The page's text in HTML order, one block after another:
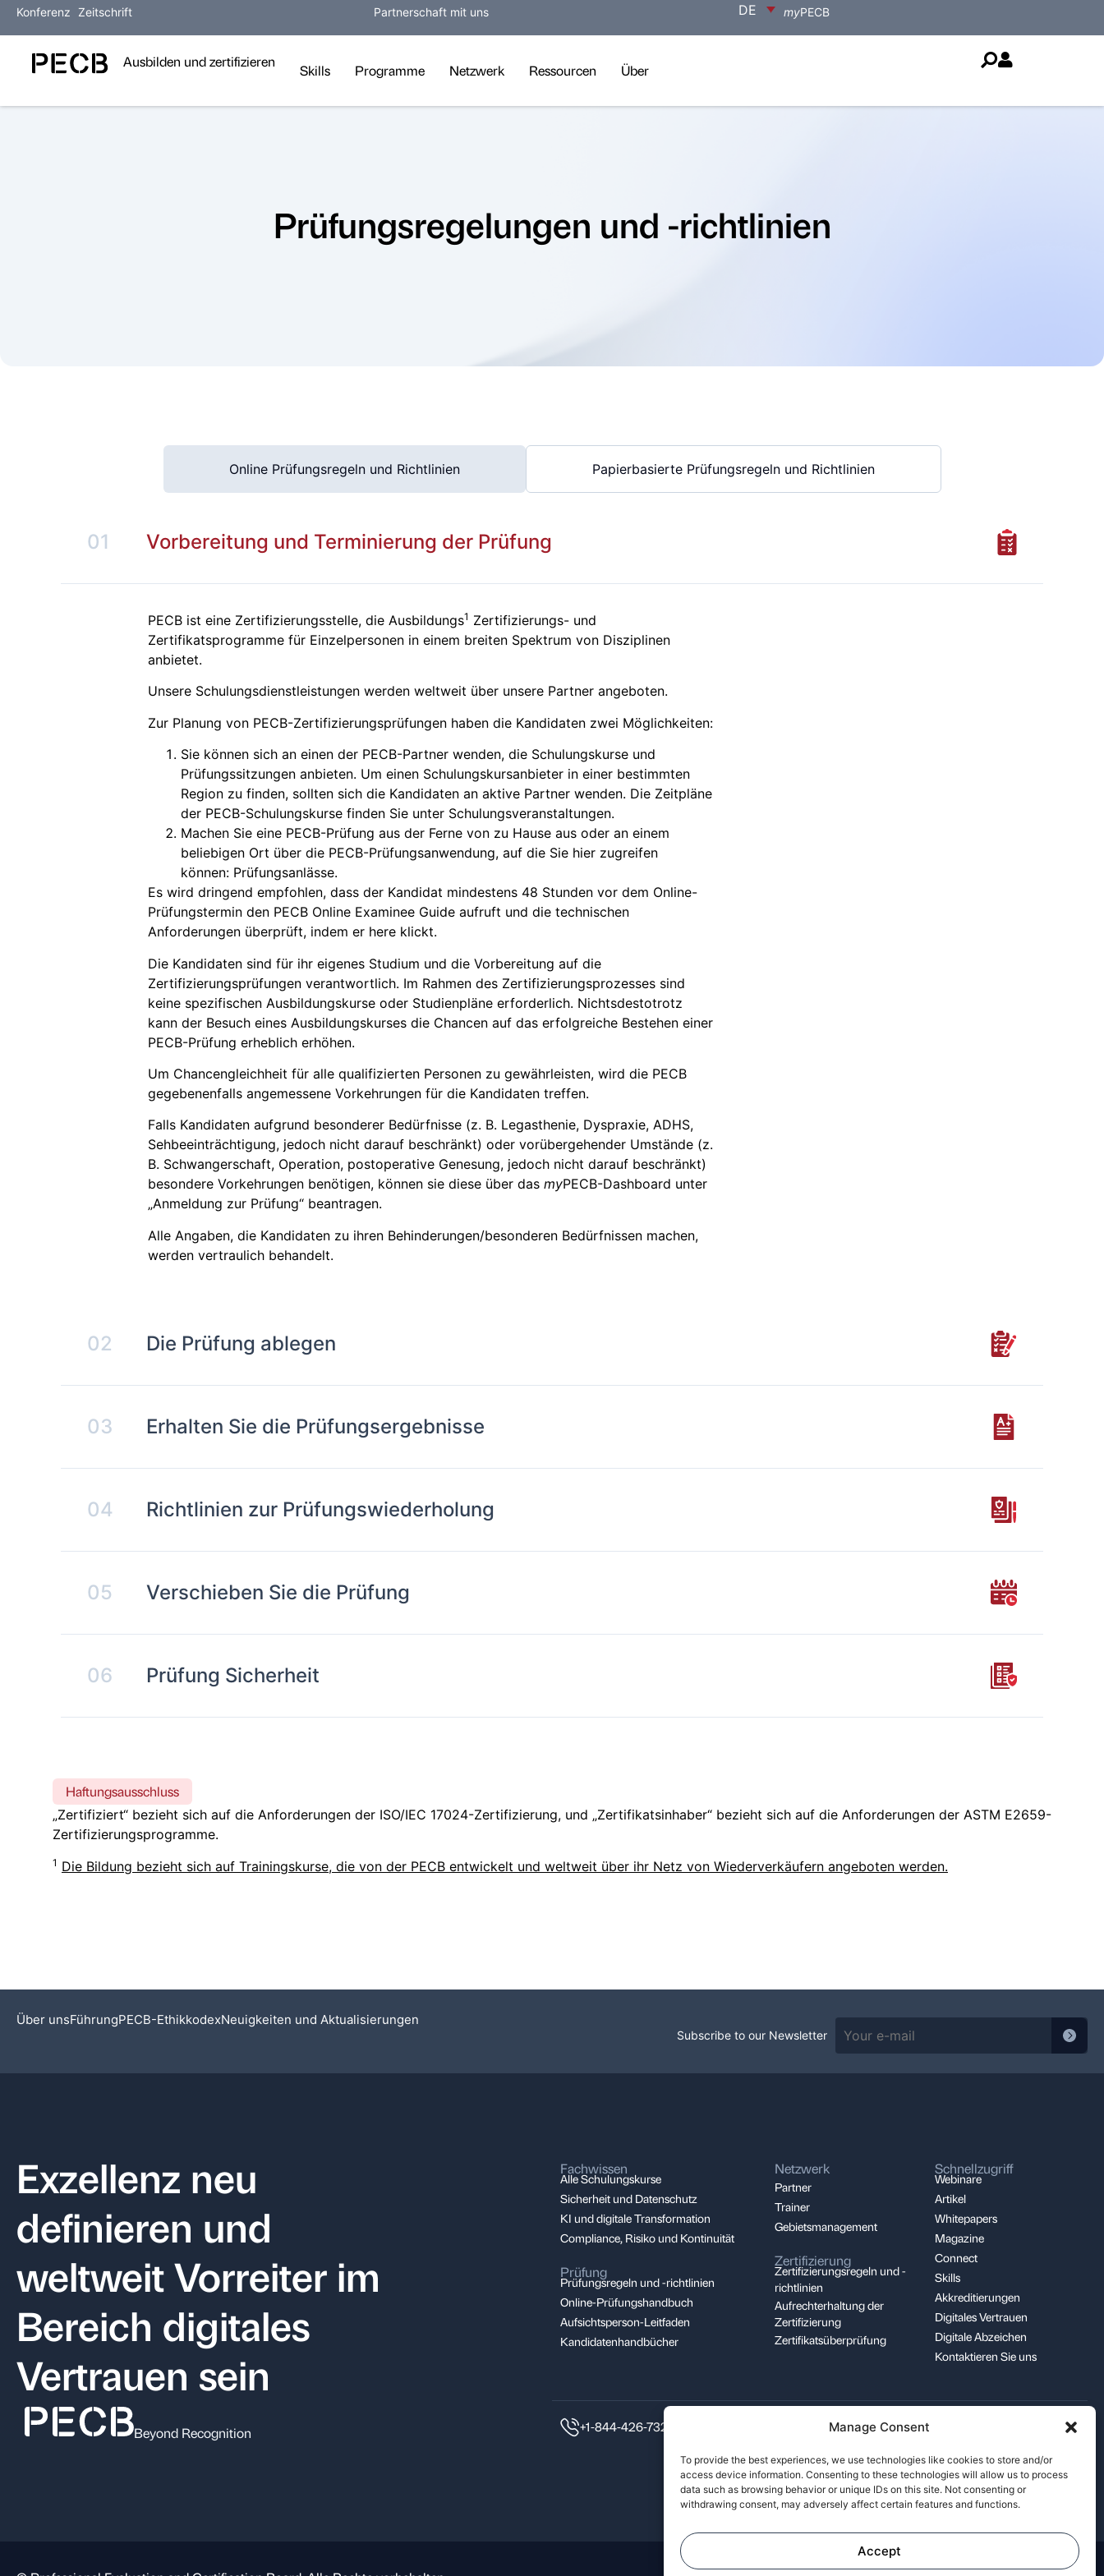
Manage Consent
To provide the best experiences, we use technologies like cookies to store and/or
access device information. Consenting to these technologies will allow us to process
data such as browsing behavior or unique IDs on this site. Not consenting or
withdrawing consent, may adversely affect certain features and functions.
Accept
Konferenz Zeitschrift Partnerschaft mit uns DE myPECB
Ausbilden und zertifizieren
Skills Programme Netzwerk Ressourcen Über
Prüfungsregelungen und -richtlinien
Online Prüfungsregeln und Richtlinien Papierbasierte Prüfungsregeln und Richtlinien
01 Vorbereitung und Terminierung der Prüfung
PECB ist eine Zertifizierungsstelle, die Ausbildungs1 Zertifizierungs- und
Zertifikatsprogramme für Einzelpersonen in einem breiten Spektrum von Disziplinen
anbietet.
Unsere Schulungsdienstleistungen werden weltweit über unsere Partner angeboten.
Zur Planung von PECB-Zertifizierungsprüfungen haben die Kandidaten zwei Möglichkeiten:
Sie können sich an einen der PECB-Partner wenden, die Schulungskurse und
Prüfungssitzungen anbieten. Um einen Schulungskursanbieter in einer bestimmten
Region zu finden, sollten sich die Kandidaten an aktive Partner wenden. Die Zeitpläne
der PECB-Schulungskurse finden Sie unter Schulungsveranstaltungen.
Machen Sie eine PECB-Prüfung aus der Ferne von zu Hause aus oder an einem
beliebigen Ort über die PECB-Prüfungsanwendung, auf die Sie hier zugreifen
können: Prüfungsanlässe.
Es wird dringend empfohlen, dass der Kandidat mindestens 48 Stunden vor dem Online-
Prüfungstermin den PECB Online Examinee Guide aufruft und die technischen
Anforderungen überprüft, indem er here klickt.
Die Kandidaten sind für ihr eigenes Studium und die Vorbereitung auf die
Zertifizierungsprüfungen verantwortlich. Im Rahmen des Zertifizierungsprozesses sind
keine spezifischen Ausbildungskurse oder Studienpläne erforderlich. Nichtsdestotrotz
kann der Besuch eines Ausbildungskurses die Chancen auf das erfolgreiche Bestehen einer
PECB-Prüfung erheblich erhöhen.
Um Chancengleichheit für alle qualifizierten Personen zu gewährleisten, wird die PECB
gegebenenfalls angemessene Vorkehrungen für die Kandidaten treffen.
Falls Kandidaten aufgrund besonderer Bedürfnisse (z. B. Legasthenie, Dyspraxie, ADHS,
Sehbeeinträchtigung, jedoch nicht darauf beschränkt) oder vorübergehender Umstände (z.
B. Schwangerschaft, Operation, postoperative Genesung, jedoch nicht darauf beschränkt)
besondere Vorkehrungen benötigen, können sie diese über das myPECB-Dashboard unter
„Anmeldung zur Prüfung“ beantragen.
Alle Angaben, die Kandidaten zu ihren Behinderungen/besonderen Bedürfnissen machen,
werden vertraulich behandelt.
02 Die Prüfung ablegen
03 Erhalten Sie die Prüfungsergebnisse
04 Richtlinien zur Prüfungswiederholung
05 Verschieben Sie die Prüfung
06 Prüfung Sicherheit
Haftungsausschluss
„Zertifiziert“ bezieht sich auf die Anforderungen der ISO/IEC 17024-Zertifizierung, und „Zertifikatsinhaber“ bezieht sich auf die Anforderungen der ASTM E2659-
Zertifizierungsprogramme.
1 Die Bildung bezieht sich auf Trainingskurse, die von der PECB entwickelt und weltweit über ihr Netz von Wiederverkäufern angeboten werden.
Über unsFührungPECB-EthikkodexNeuigkeiten und Aktualisierungen
Subscribe to our Newsletter
Exzellenz neu
definieren und
weltweit Vorreiter im
Bereich digitales
Vertrauen sein
Beyond Recognition
Fachwissen
Alle Schulungskurse
Sicherheit und Datenschutz
KI und digitale Transformation
Compliance, Risiko und Kontinuität
Prüfung
Prüfungsregeln und -richtlinien
Online-Prüfungshandbuch
Aufsichtsperson-Leitfaden
Kandidatenhandbücher
Netzwerk
Partner
Trainer
Gebietsmanagement
Zertifizierung
Zertifizierungsregeln und -
richtlinien
Aufrechterhaltung der
Zertifizierung
Zertifikatsüberprüfung
Schnellzugriff
Webinare
Artikel
Whitepapers
Magazine
Connect
Skills
Akkreditierungen
Digitales Vertrauen
Digitale Abzeichen
Kontaktieren Sie uns
+1-844-426-7322 support@pecb.com